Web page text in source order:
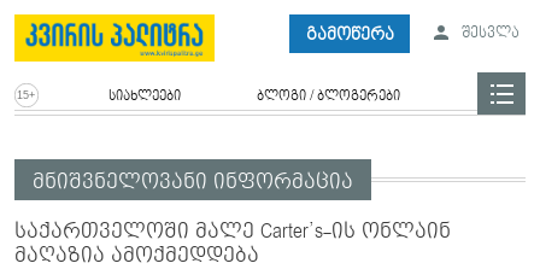
გამოწერა შესვლა
სიახლეები ბლოგი / ბლოგერები
მნიშვნელოვანი ინფორმაცია
საქართველოში მალე Carter’s-ის ონლაინ
მაღაზია ამოქმედდება